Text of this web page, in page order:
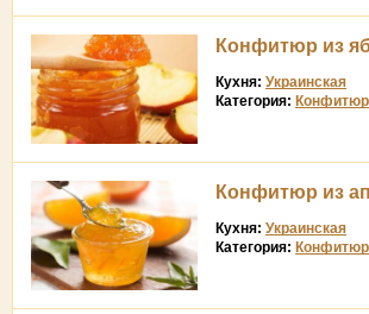
Конфитюр из
Кухня: Украинская
Категория: Конфитюр
Конфитюр из
Кухня: Украинская
Категория: Конфитюр